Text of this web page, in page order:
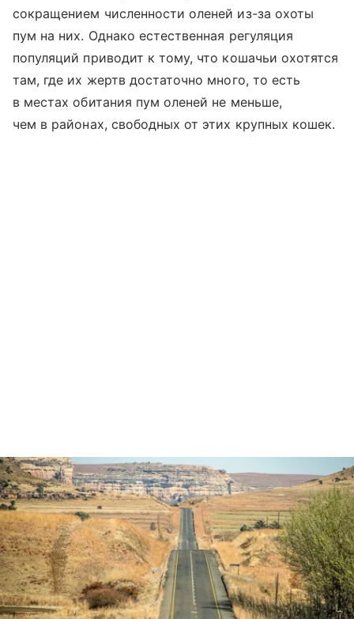
сокращением численности оленей из-за охоты
пум на них. Однако естественная регуляция
популяций приводит к тому, что кошачьи охотятся
там, где их жертв достаточно много, то есть
в местах обитания пум оленей не меньше,
чем в районах, свободных от этих крупных кошек.